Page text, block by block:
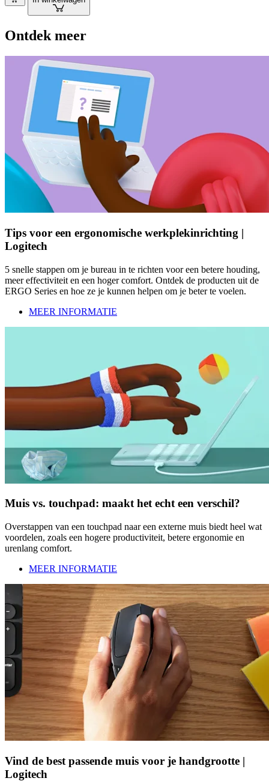
Ontdek meer
Tips voor een ergonomische werkplekinrichting |
Logitech
5 snelle stappen om je bureau in te richten voor een betere houding,
meer effectiviteit en een hoger comfort. Ontdek de producten uit de
ERGO Series en hoe ze je kunnen helpen om je beter te voelen.
MEER INFORMATIE
Muis vs. touchpad: maakt het echt een verschil?
Overstappen van een touchpad naar een externe muis biedt heel wat
voordelen, zoals een hogere productiviteit, betere ergonomie en
urenlang comfort.
MEER INFORMATIE
Vind de best passende muis voor je handgrootte |
Logitech